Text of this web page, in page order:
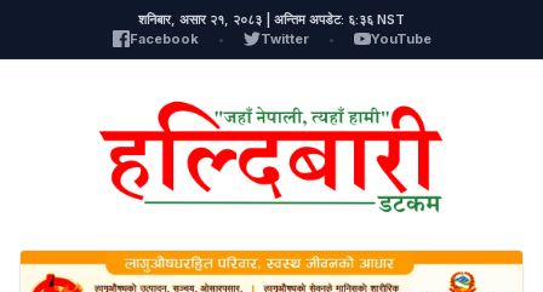
शनिबार, असार २१, २०८३ | अन्तिम अपडेट: ६:३६ NST
Facebook
• Twitter • YouTube